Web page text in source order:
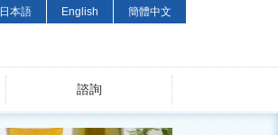
日本語 English 簡體中文
諮詢